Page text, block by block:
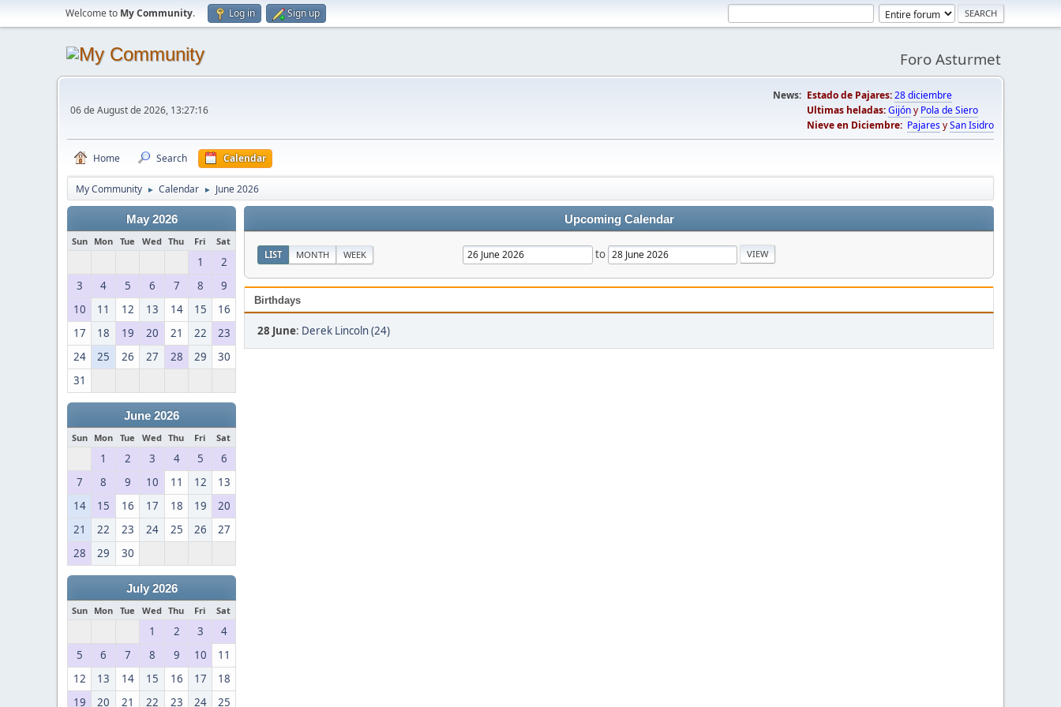
Welcome to My Community. Log in Sign up
Foro Asturmet
06 de August de 2026, 13:27:16
News: Estado de Pajares:28 diciembre
Ultimas heladas:Gijóny Pola de Siero
Nieve en Diciembre: PajaresySan Isidro
Home Search Calendar
My Community ► Calendar ► June 2026
May 2026
Sun Mon Tue Wed Thu Fri Sat
1
2
3
4 5 6 7 8
9
10
11 12 13 14 15
16
17
18 19 20 21 22
23
24
25 26 27 28 29
30
31
June 2026
Sun Mon Tue Wed Thu Fri Sat
1 2 3 4 5
6
7
8 9 10 11 12
13
14
15 16 17 18 19
20
21
22 23 24 25 26
27
28
29 30
July 2026
Sun Mon Tue Wed Thu Fri Sat
1 2 3
4
5
6 7 8 9 10
11
12
13 14 15 16 17
18
19
20 21 22 23 24 25
Upcoming Calendar
LIST MONTH WEEK to
Birthdays
28 June: Derek Lincoln (24)